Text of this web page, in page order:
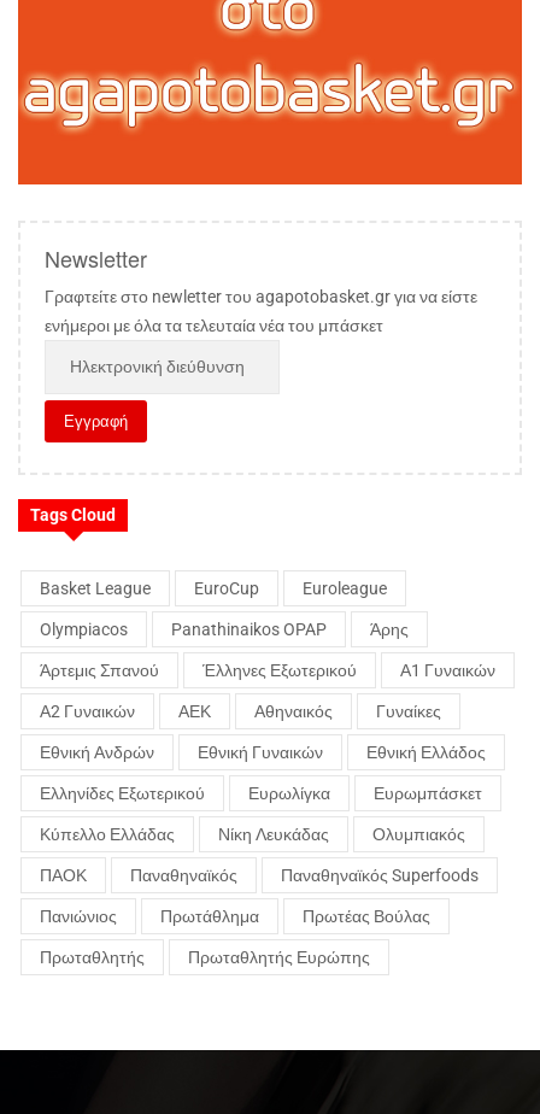
Newsletter
Γραφτείτε στο newletter του agapotobasket.gr για να είστε
ενήμεροι με όλα τα τελευταία νέα του μπάσκετ
Tags Cloud
Basket League EuroCup Euroleague
Olympiacos Panathinaikos OPAP Άρης
Άρτεμις Σπανού Έλληνες Εξωτερικού Α1 Γυναικών
Α2 Γυναικών ΑΕΚ Αθηναικός Γυναίκες
Εθνική Ανδρών Εθνική Γυναικών Εθνική Ελλάδος
Ελληνίδες Εξωτερικού Ευρωλίγκα Ευρωμπάσκετ
Κύπελλο Ελλάδας Νίκη Λευκάδας Ολυμπιακός
ΠΑΟΚ Παναθηναϊκός Παναθηναϊκός Superfoods
Πανιώνιος Πρωτάθλημα Πρωτέας Βούλας
Πρωταθλητής Πρωταθλητής Ευρώπης